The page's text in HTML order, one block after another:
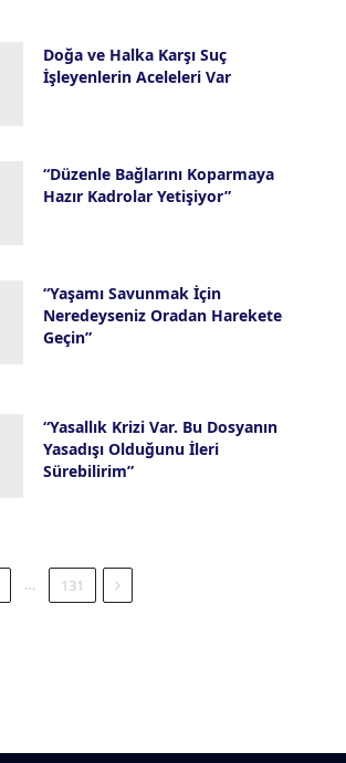
Doğa ve Halka Karşı Suç
İşleyenlerin Aceleleri Var
“Düzenle Bağlarını Koparmaya
Hazır Kadrolar Yetişiyor”
“Yaşamı Savunmak İçin
Neredeyseniz Oradan Harekete
Geçin”
“Yasallık Krizi Var. Bu Dosyanın
Yasadışı Olduğunu İleri
Sürebilirim”
… 131 Next